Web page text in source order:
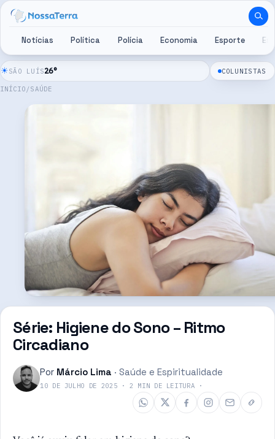
Pular para o conteúdo
Notícias Política Polícia Economia Esporte
☀SÃO LUÍS26° COLUNISTAS
INÍCIO / SAÚDE
Série: Higiene do Sono – Ritmo
Circadiano
Por Márcio Lima · Saúde e Espiritualidade
10 DE JULHO DE 2025 ·2 MIN DE LEITURA ·